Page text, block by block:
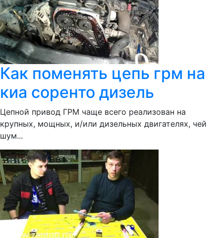
Как поменять цепь грм на
киа соренто дизель
Цепной привод ГРМ чаще всего реализован на
крупных, мощных, и/или дизельных двигателях, чей
шум...